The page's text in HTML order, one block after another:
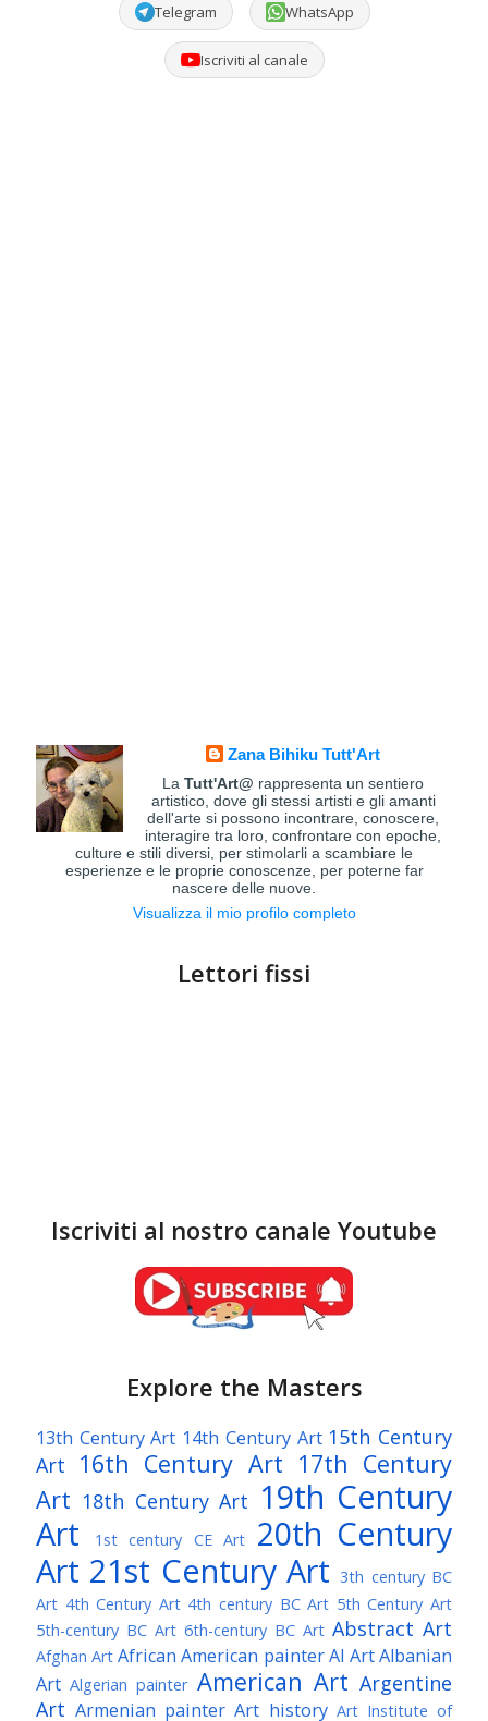
Telegram WhatsApp
Iscriviti al canale
Zana Bihiku Tutt'Art
LaTutt'Art@ rappresenta un sentiero
artistico, dove gli stessi artisti e gli amanti
dell'arte si possono incontrare, conoscere,
interagire tra loro, confrontare con epoche,
culture e stili diversi, per stimolarli a scambiare le
esperienze e le proprie conoscenze, per poterne far
nascere delle nuove.
Visualizza il mio profilo completo
Lettori fissi
Iscriviti al nostro canale Youtube
Explore the Masters
13th Century Art 14th Century Art 15th Century
Art
16th Century Art 17th Century
Art 18th Century Art 19th Century
Art
1st century CE Art
20th Century
Art 21st Century Art 3th century BC
Art 4th Century Art 4th century BC Art 5th Century Art
5th-century BC Art 6th-century BC Art Abstract Art
Afghan Art African American painterAI ArtAlbanian
Art Algerian painter American Art Argentine
Art Armenian painter Art history Art Institute of